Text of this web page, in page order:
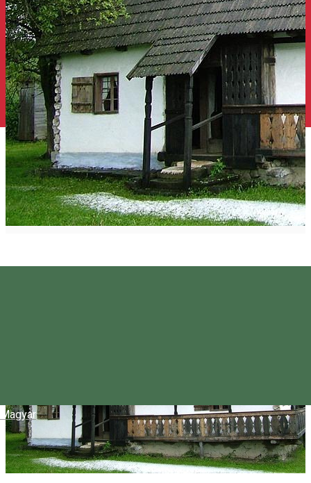
Magyar